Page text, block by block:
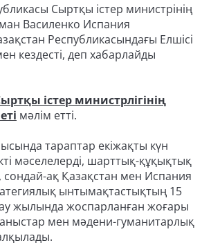
Сыртқы істер министрінің
Василенко Испания
Республикасындағы Елшісі
кездесті, деп хабарлайды
істер министрлігінің
мәлім етті.
тараптар екіжақты күн
мәселелерді, шарттық-құқықтық
сондай-ақ Қазақстан мен Испания
ынтымақтастықтың 15
жылында жоспарланған жоғары
мен мәдени-гуманитарлық